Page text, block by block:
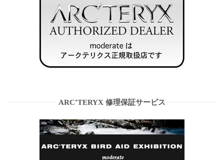
ARC’TERYX 修理保証サービス